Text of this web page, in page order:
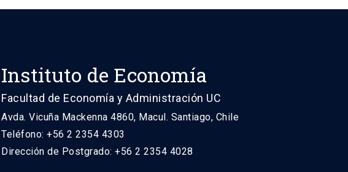
Instituto de Economía
Facultad de Economía y Administración UC
Avda. Vicuña Mackenna 4860, Macul. Santiago, Chile
Teléfono: +56 2 2354 4303
Dirección de Postgrado: +56 2 2354 4028